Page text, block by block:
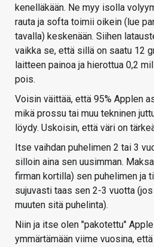
kenelläkään. Ne myy isolla
rauta ja softa toimii oikein (lue
tavalla) keskenään. Siihen
vaikka se, että sillä on saatu 12
laitteen painoa ja hierottua 0,2
pois.
Voisin väittää, että 95% Applen
mikä prossu tai muu tekninen
löydy. Uskoisin, että väri on
Itse vaihdan puhelimen 2 tai 3
silloin aina sen uusimman.
firman kortilla) sen puhelimen ja
sujuvasti taas sen 2-3 vuotta
muuten sitä puhelinta).
Niin ja itse olen "pakotettu"
ymmärtämään viime vuosina,